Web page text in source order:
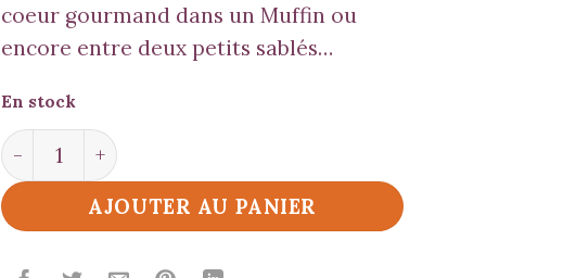
coeur gourmand dans un Muffin ou
encore entre deux petits sablés…
En stock
quantité de Caramel au Beurre Salé & Gwinizh Du*
AJOUTER AU PANIER